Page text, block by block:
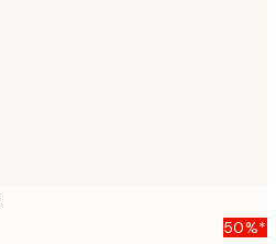
50%*